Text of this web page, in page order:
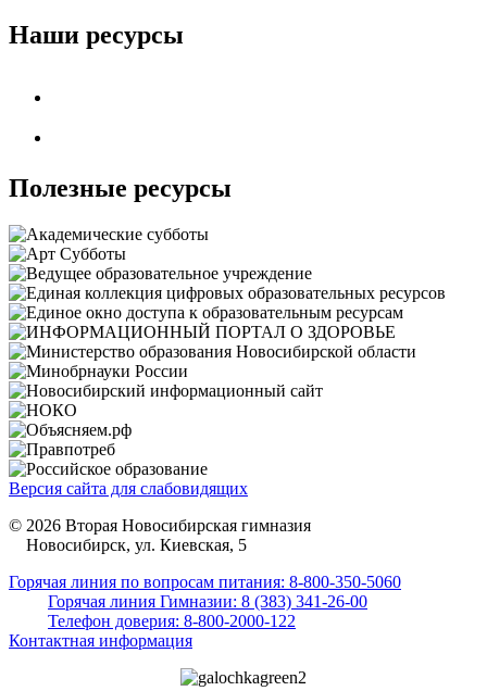
Наши ресурсы
Полезные ресурсы
Версия сайта для слабовидящих
© 2026 Вторая Новосибирская гимназия
Новосибирск, ул. Киевская, 5
Горячая линия по вопросам питания: 8-800-350-5060
Горячая линия Гимназии: 8 (383) 341-26-00
Телефон доверия: 8-800-2000-122
Контактная информация